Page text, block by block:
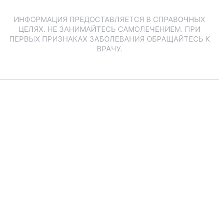
ИНФОРМАЦИЯ ПРЕДОСТАВЛЯЕТСЯ В СПРАВОЧНЫХ
ЦЕЛЯХ. НЕ ЗАНИМАЙТЕСЬ САМОЛЕЧЕНИЕМ. ПРИ
ПЕРВЫХ ПРИЗНАКАХ ЗАБОЛЕВАНИЯ ОБРАЩАЙТЕСЬ К
ВРАЧУ.